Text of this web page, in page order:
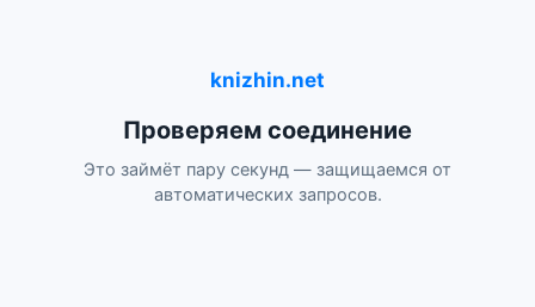
knizhin.net
Проверяем соединение
Это займёт пару секунд — защищаемся от
автоматических запросов.